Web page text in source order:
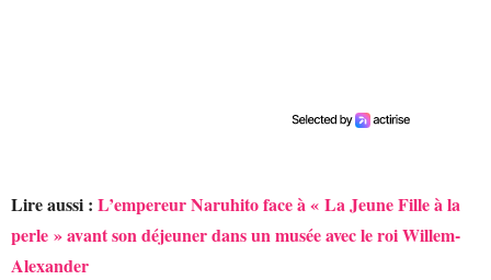
Lire aussi : L’empereur Naruhito face à « La Jeune Fille à la
perle » avant son déjeuner dans un musée avec le roi Willem-
Alexander